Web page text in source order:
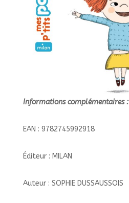
POURQUOI/MILAN/
Informations complémentaires :
EAN : 9782745992918
Éditeur : MILAN
Auteur : SOPHIE DUSSAUSSOIS